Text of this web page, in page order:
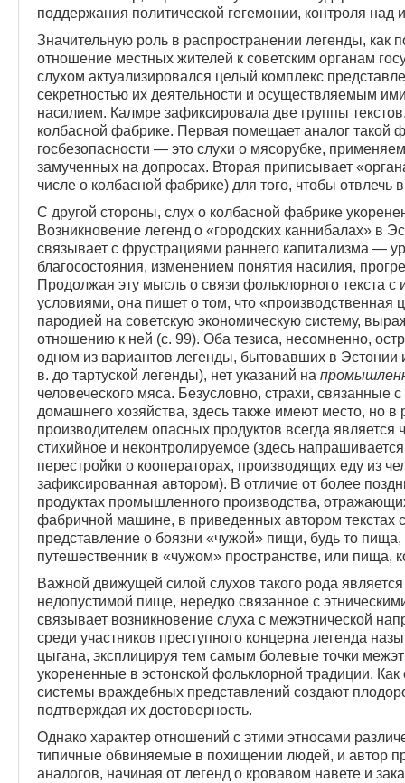
поддержания политической гегемонии, контроля
Значительную роль в распространении легенды, как
отношение местных жителей к советским органам
слухом актуализировался целый комплекс
секретностью их деятельности и осуществляемым
насилием. Калмре зафиксировала две группы
колбасной фабрике. Первая помещает аналог такой
госбезопасности — это слухи о мясорубке,
замученных на допросах. Вторая приписывает
числе о колбасной фабрике) для того, чтобы отвлечь
С другой стороны, слух о колбасной фабрике
Возникновение легенд о «городских каннибалах» в
связывает с фрустрациями раннего капитализма —
благосостояния, изменением понятия насилия,
Продолжая эту мысль о связи фольклорного текста
условиями, она пишет о том, что «производственная
пародией на советскую экономическую систему,
отношению к ней (с. 99). Оба тезиса, несомненно,
одном из вариантов легенды, бытовавших в Эстонии
в. до тартуской легенды), нет указаний на
человеческого мяса. Безусловно, страхи, связанные
домашнего хозяйства, здесь также имеют место, но в
производителем опасных продуктов всегда является
стихийное и неконтролируемое (здесь
перестройки о кооператорах, производящих еду из
зафиксированная автором). В отличие от более
продуктах промышленного производства,
фабричной машине, в приведенных автором текстах
представление о боязни «чужой» пищи, будь то пища,
путешественник в «чужом» пространстве, или пища,
Важной движущей силой слухов такого рода
недопустимой пище, нередко связанное с
связывает возникновение слуха с межэтнической
среди участников преступного концерна легенда
цыгана, эксплицируя тем самым боле­вые точки
укорененные в эстонской фольклор­ной традиции.
системы враждебных пред­ставлений создают
подтверждая их досто­верность.
Однако характер отношений с этими этносами
типичные обвиняемые в похищении людей, и автор
аналогов, начиная от легенд о кровавом навете и